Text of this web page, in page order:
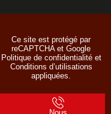
Ce site est protégé par
reCAPTCHA et Google
Politique de confidentialitéet
Conditions d’utilisations
appliquées.